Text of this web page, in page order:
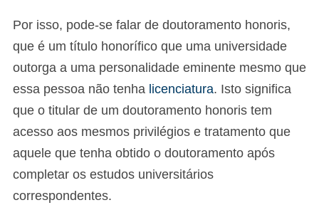
Por isso, pode-se falar de doutoramento honoris,
que é um título honorífico que uma universidade
outorga a uma personalidade eminente mesmo que
essa pessoa não tenha licenciatura. Isto significa
que o titular de um doutoramento honoris tem
acesso aos mesmos privilégios e tratamento que
aquele que tenha obtido o doutoramento após
completar os estudos universitários
correspondentes.